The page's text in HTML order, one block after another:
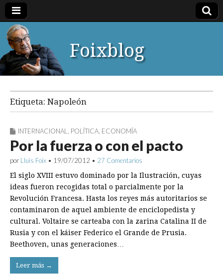
Foixblog
Etiqueta: Napoleón
INTERNACIONAL POLÍTICA ECONOMÍA
Por la fuerza o con el pacto
por Lluís Foix • 19/07/2012 • 27 Comentarios
El siglo XVIII estuvo dominado por la Ilustración, cuyas
ideas fueron recogidas total o parcialmente por la
Revolución Francesa. Hasta los reyes más autoritarios se
contaminaron de aquel ambiente de enciclopedista y
cultural. Voltaire se carteaba con la zarina Catalina II de
Rusia y con el káiser Federico el Grande de Prusia.
Beethoven, unas generaciones…
Leer más →